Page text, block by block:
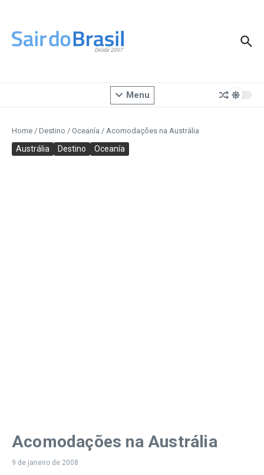
Menu
Home / Destino / Oceanía / Acomodações na Austrália
Austrália Destino Oceanía
Acomodações na Austrália
9 de janeiro de 2008